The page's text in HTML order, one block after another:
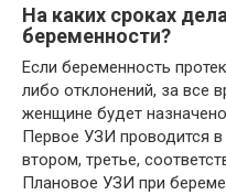
На каких сроках
беременности?
Если беременность
либо отклонений, за все
женщине будет
Первое УЗИ проводится
втором, третье,
Плановое УЗИ при